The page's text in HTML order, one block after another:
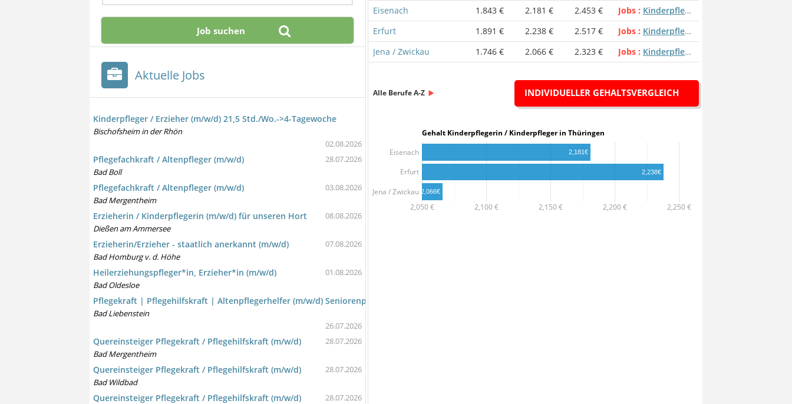
Eisenach 1.843 € 2.181 € 2.453 € Jobs
Kinderpflegerin / Kinderpfleger
Erfurt
1.891 € 2.238 € 2.517 € Jobs
Kinderpflegerin / Kinderpfleger
Jena / Zwickau
1.746 € 2.066 € 2.323 € Jobs Kinderpflegerin / Kinderpfleger
Alle Berufe A-Z INDIVIDUELLER GEHALTSVERGLEICH
Gehalt Kinderpflegerin / Kinderpfleger in Thüringen
2,050 € 2,100 € 2,150 € 2,200 € 2,250 €
Eisenach
Erfurt
Jena / Zwickau
2,181€
2,238€
2,066€
Aktuelle Jobs
Kinderpfleger / Erzieher (m/w/d) 21,5 Std./Wo.->4-Tagewoche
Bischofsheim in der Rhön
02.08.2026
Pflegefachkraft / Altenpfleger (m/w/d)
Bad Boll
28.07.2026
Pflegefachkraft / Altenpfleger (m/w/d)
Bad Mergentheim
03.08.2026
Erzieherin / Kinderpflegerin (m/w/d) für unseren Hort
Dießen am Ammersee
08.08.2026
Erzieherin/Erzieher - staatlich anerkannt (m/w/d)
Bad Homburg v. d. Höhe
07.08.2026
Heilerziehungspfleger*in, Erzieher*in (m/w/d)
Bad Oldesloe
01.08.2026
Pflegekraft | Pflegehilfskraft | Altenpflegerhelfer (m/w/d) Seniorenpark Schloss Bairoda
Bad Liebenstein
26.07.2026
Quereinsteiger Pflegekraft / Pflegehilfskraft (m/w/d)
Bad Mergentheim
28.07.2026
Quereinsteiger Pflegekraft / Pflegehilfskraft (m/w/d)
Bad Wildbad
28.07.2026
Quereinsteiger Pflegekraft / Pflegehilfskraft (m/w/d) 28.07.2026